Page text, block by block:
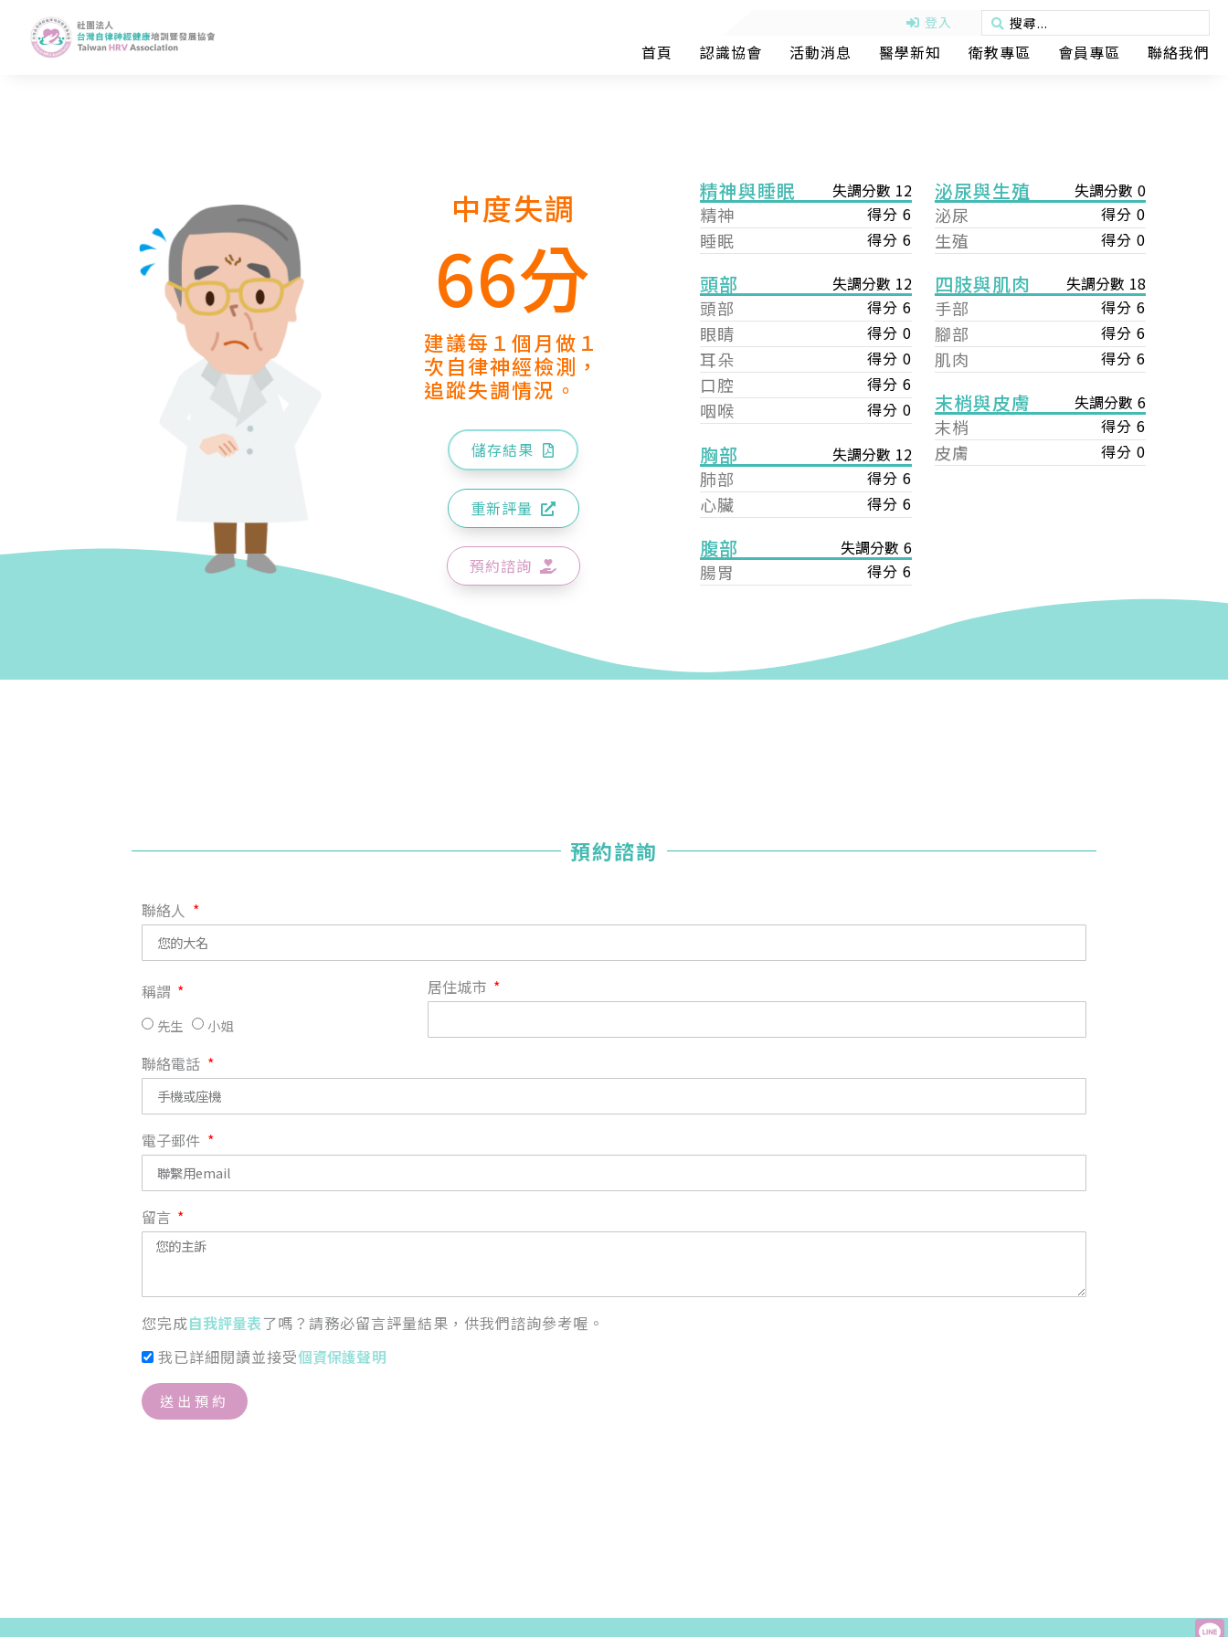
登入
首頁 認識協會 活動消息 醫學新知 衛教專區 會員專區 聯絡我們
中度失調
66分
建議每１個月做１
次自律神經檢測，
追蹤失調情況。
儲存結果
重新評量
預約諮詢
精神與睡眠 失調分數 12
精神 得分 6
睡眠 得分 6
頭部 失調分數 12
頭部 得分 6
眼睛 得分 0
耳朵 得分 0
口腔 得分 6
咽喉 得分 0
胸部 失調分數 12
肺部 得分 6
心臟 得分 6
腹部 失調分數 6
腸胃 得分 6
泌尿與生殖 失調分數 0
泌尿 得分 0
生殖 得分 0
四肢與肌肉 失調分數 18
手部 得分 6
腳部 得分 6
肌肉 得分 6
末梢與皮膚 失調分數 6
末梢 得分 6
皮膚 得分 0
預約諮詢
聯絡人
稱謂
先生 小姐
居住城市
聯絡電話
電子郵件
留言
您完成自我評量表了嗎？請務必留言評量結果，供我們諮詢參考喔。
我已詳細閱讀並接受個資保護聲明
送出預約
您好，您的會員申請，已成功送出，經本協會理事會審核
【會費】
入會費新臺幣1200元，於會員入會時繳納；常年會費1200
元，於每年度繳納。
戶名: 社團法人台灣自律神經健康培訓暨發展協會